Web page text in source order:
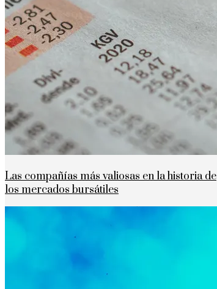
Las compañías más valiosas en la historia de
los mercados bursátiles